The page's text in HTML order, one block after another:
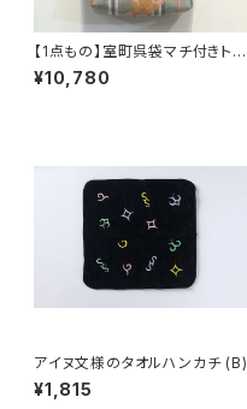
【1点もの】室町呉袋マチ付きトー
トバッグ 大サイズ
¥10,780
アイヌ文様のタオルハンカチ (B)
¥1,815